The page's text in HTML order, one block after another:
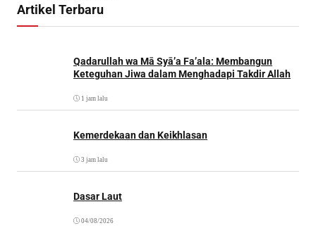
Artikel Terbaru
Qadarullah wa Mā Syā’a Fa’ala: Membangun
Keteguhan Jiwa dalam Menghadapi Takdir Allah
1 jam lalu
Kemerdekaan dan Keikhlasan
3 jam lalu
Dasar Laut
04/08/2026